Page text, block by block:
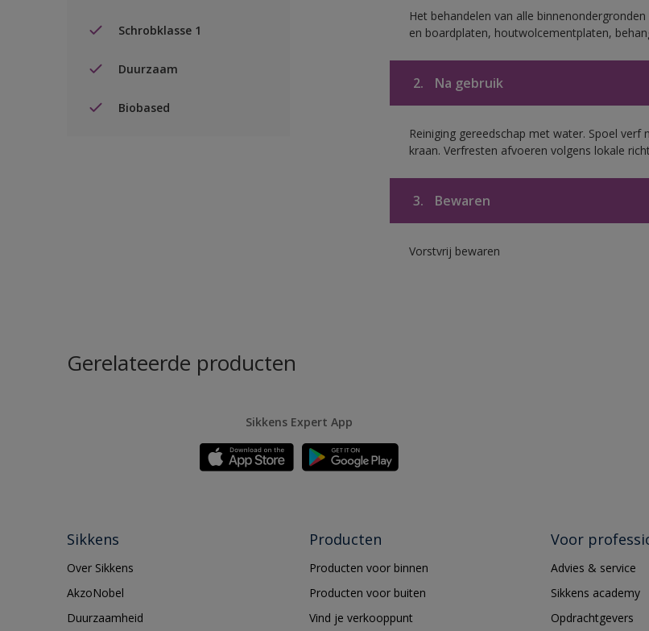
Schrobklasse 1
Duurzaam
Biobased
Het behandelen van alle
en boardplaten, houtwolcementplaten,
2. Na gebruik
Reiniging gereedschap met water. Spoel
kraan. Verfresten afvoeren volgens lokale
3. Bewaren
Vorstvrij bewaren
Gerelateerde producten
Sikkens Expert App
Sikkens
Over Sikkens
AkzoNobel
Duurzaamheid
Producten
Producten voor binnen
Producten voor buiten
Vind je verkooppunt
Voor
Advies & service
Sikkens academy
Opdrachtgevers